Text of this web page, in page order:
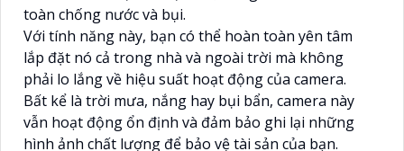
toàn chống nước và bụi.
Với tính năng này, bạn có thể hoàn toàn yên tâm
lắp đặt nó cả trong nhà và ngoài trời mà không
phải lo lắng về hiệu suất hoạt động của camera.
Bất kể là trời mưa, nắng hay bụi bẩn, camera này
vẫn hoạt động ổn định và đảm bảo ghi lại những
hình ảnh chất lượng để bảo vệ tài sản của bạn.